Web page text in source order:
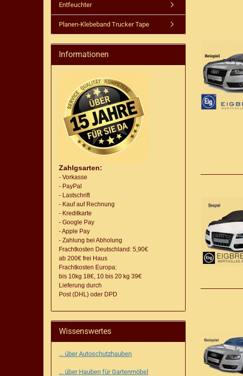
Entfeuchter
Planen-Klebeband Trucker Tape
Informationen
Zahlgsarten:
- Vorkasse
- PayPal
- Lastschrift
- Kauf auf Rechnung
- Kreditkarte
- Google Pay
- Apple Pay
- Zahlung bei Abholung
Frachtkosten Deutschland: 5,90€
ab 200€ frei Haus
Frachtkosten Europa:
bis 10kg 18€, 10 bis 20 kg 39€
Lieferung durch
Post (DHL) oder DPD
Wissenswertes
... über Autoschutzhauben
... über Hauben für Gartenmöbel